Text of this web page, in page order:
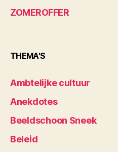
ZOMEROFFER
THEMA'S
Ambtelijke cultuur
Anekdotes
Beeldschoon Sneek
Beleid